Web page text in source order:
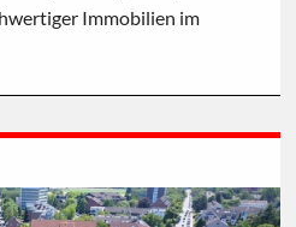
Immobilien im